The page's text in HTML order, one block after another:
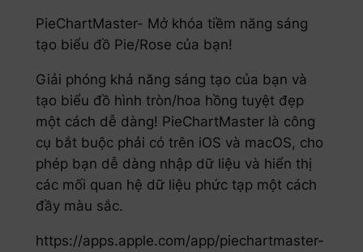
PieChartMaster- Mở khóa tiềm năng sáng
tạo biểu đồ Pie/Rose của bạn!
Giải phóng khả năng sáng tạo của bạn và
tạo biểu đồ hình tròn/hoa hồng tuyệt đẹp
một cách dễ dàng! PieChartMaster là công
cụ bắt buộc phải có trên iOS và macOS, cho
phép bạn dễ dàng nhập dữ liệu và hiển thị
các mối quan hệ dữ liệu phức tạp một cách
đầy màu sắc.
https://apps.apple.com/app/piechartmaster-